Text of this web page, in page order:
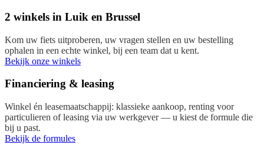
2 winkels in Luik en Brussel
Kom uw fiets uitproberen, uw vragen stellen en uw bestelling
ophalen in een echte winkel, bij een team dat u kent.
Bekijk onze winkels
Financiering & leasing
Winkel én leasemaatschappij: klassieke aankoop, renting voor
particulieren of leasing via uw werkgever — u kiest de formule die
bij u past.
Bekijk de formules